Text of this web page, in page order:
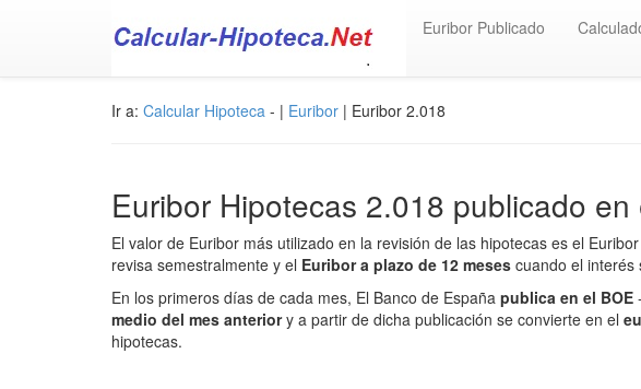
Euribor Publicado
Ir a: Calcular Hipoteca - | Euribor | Euribor 2.018
Euribor Hipotecas 2.018 publicado en
El valor de Euribor más utilizado en la revisión de las hipotecas es el
revisa semestralmente y el Euribor a plazo de 12 meses cuando el interés
En los primeros días de cada mes, El Banco de España publica en el BOE
medio del mes anteriory a partir de dicha publicación se convierte en el
hipotecas.